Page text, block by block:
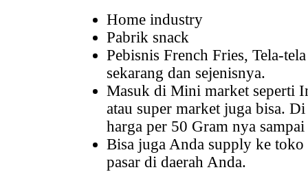
Home industry
Pabrik snack
Pebisnis French Fries, Tela-
sekarang dan sejenisnya.
Masuk di Mini market seperti
atau super market juga bisa.
harga per 50 Gram nya
Bisa juga Anda supply ke toko
pasar di daerah Anda.